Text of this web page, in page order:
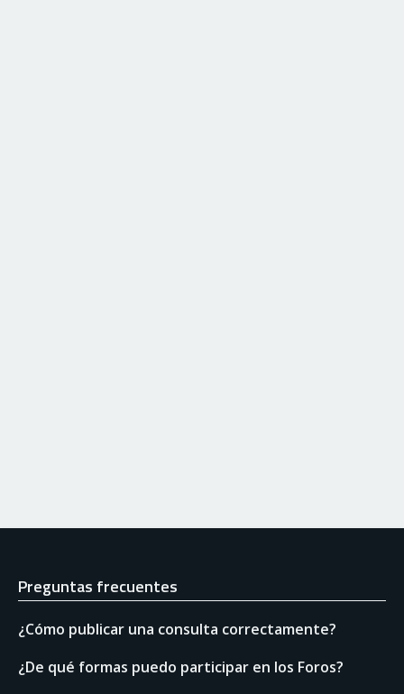
Preguntas frecuentes
¿Cómo publicar una consulta correctamente?
¿De qué formas puedo participar en los Foros?